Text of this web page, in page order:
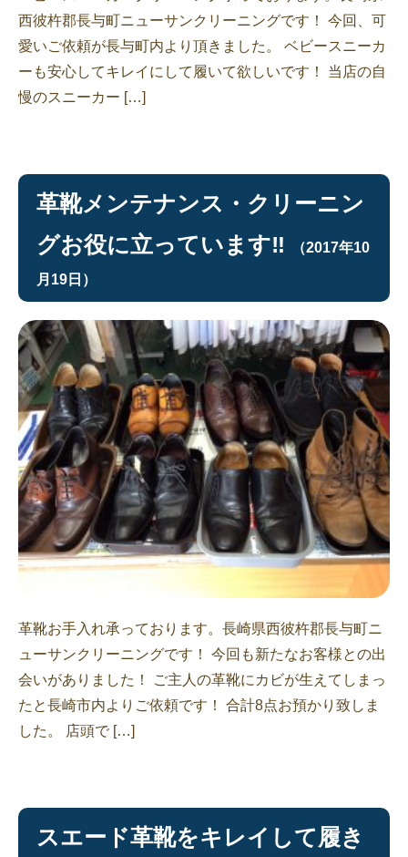
西彼杵郡長与町ニューサンクリーニングです！ 今回、可
愛いご依頼が長与町内より頂きました。 ベビースニーカ
ーも安心してキレイにして履いて欲しいです！ 当店の自
慢のスニーカー […]
革靴メンテナンス・クリーニン
グお役に立っています‼︎
（2017年10
月19日）
革靴お手入れ承っております。長崎県西彼杵郡長与町ニ
ューサンクリーニングです！ 今回も新たなお客様との出
会いがありました！ ご主人の革靴にカビが生えてしまっ
たと長崎市内よりご依頼です！ 合計8点お預かり致しま
した。 店頭で […]
スエード革靴をキレイして履き